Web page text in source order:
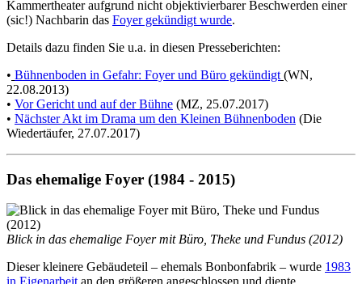
Kammertheater aufgrund nicht objektivierbarer Beschwerden einer
(sic!) Nachbarin das Foyer gekündigt wurde.
Details dazu finden Sie u.a. in diesen Presseberichten:
• Bühnenboden in Gefahr: Foyer und Büro gekündigt (WN,
22.08.2013)
• Vor Gericht und auf der Bühne (MZ, 25.07.2017)
• Nächster Akt im Drama um den Kleinen Bühnenboden (Die
Wiedertäufer, 27.07.2017)
Das ehemalige Foyer (1984 - 2015)
Blick in das ehemalige Foyer mit Büro, Theke und Fundus (2012)
Dieser kleinere Gebäudeteil – ehemals Bonbonfabrik – wurde 1983